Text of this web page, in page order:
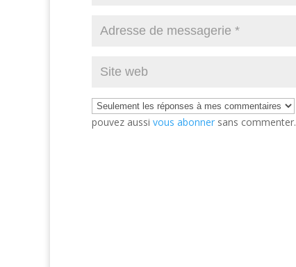
pouvez aussi vous abonner sans commenter.